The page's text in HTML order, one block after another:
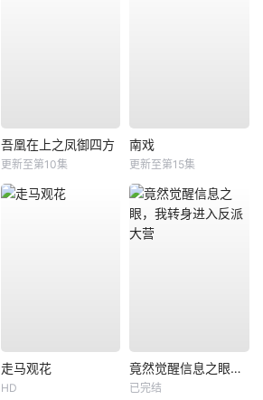
吾凰在上之凤御四方
更新至第10集
南戏
更新至第15集
走马观花
HD
竟然觉醒信息之眼，我转身进入反派大营
已完结